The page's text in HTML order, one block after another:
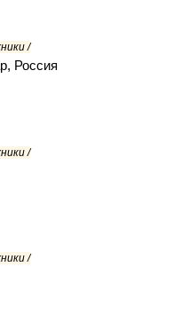
/
Россия
/
/